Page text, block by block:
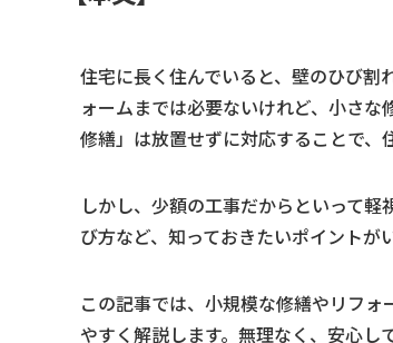
住宅に長く住んでいると、壁のひび割
ォームまでは必要ないけれど、小さ
修繕」は放置せずに対応することで、
しかし、少額の工事だからといって
び方など、知っておきたいポイントが
この記事では、小規模な修繕やリフ
やすく解説します。無理なく、安心し